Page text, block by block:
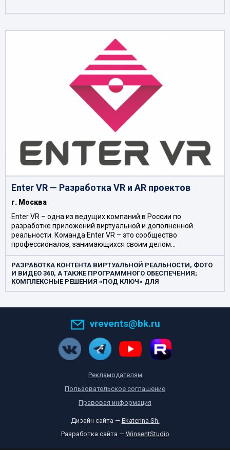
Enter VR — Разработка VR и AR проектов
г. Москва
Enter VR – одна из ведущих компаний в России по
разработке приложений виртуальной и дополненной
реальности. Команда Enter VR – это сообщество
профессионалов, занимающихся своим делом…
РАЗРАБОТКА КОНТЕНТА ВИРТУАЛЬНОЙ РЕАЛЬНОСТИ, ФОТО
И ВИДЕО 360, А ТАКЖЕ ПРОГРАММНОГО ОБЕСПЕЧЕНИЯ;
КОМПЛЕКСНЫЕ РЕШЕНИЯ «ПОД КЛЮЧ» ДЛЯ
КОММЕРЧЕСКОГО И ГОСУДАРСТВЕННОГО СЕКТОРА;
СОБСТВЕННЫХ ПРОДУКТОВ, С ДАЛЬНЕЙШЕЙ РЕАЛИЗАЦИЕЙ
ШЛЕМОВ VR/AR, ОБОРУДОВАНИЯ ДЛЯ СЪЕМКИ ФОТО И
ВИДЕО 360 НА МЕРОПРИЯТИЯ
vrevents@bk.ru
Рекламодателям
Пользовательское соглашение
Правовая информация
Дизайн сайта — Ekaterina Sh.
Разработка сайта — WinsentStudio